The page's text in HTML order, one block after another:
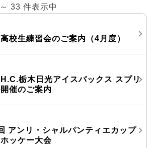
33 件表示中
高校生練習会のご案内（4月度）
H.C.栃木日光アイスバックス スプリ
催のご案内
アンリ・シャルパンティエカップ
ッケー大会